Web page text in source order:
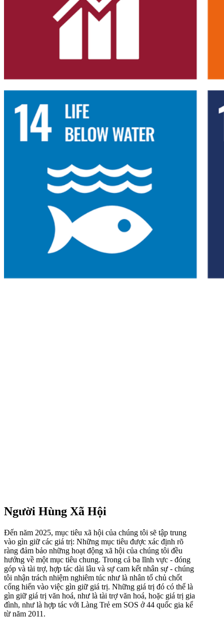
Người Hùng Xã Hội
Đến năm 2025, mục tiêu xã hội của chúng tôi sẽ tập trung
vào gìn giữ các giá trị: Những mục tiêu được xác định rõ
ràng đảm bảo những hoạt động xã hội của chúng tôi đều
hướng về một mục tiêu chung. Trong cả ba lĩnh vực - đóng
góp và tài trợ, hợp tác dài lâu và sự cam kết nhân sự - chúng
tôi nhận trách nhiệm nghiêm túc như là nhân tố chủ chốt
cống hiến vào việc gìn giữ giá trị. Những giá trị đó có thể là
gìn giữ giá trị văn hoá, như là tài trợ văn hoá, hoặc giá trị gia
đình, như là hợp tác với Làng Trẻ em SOS ở 44 quốc gia kể
từ năm 2011.